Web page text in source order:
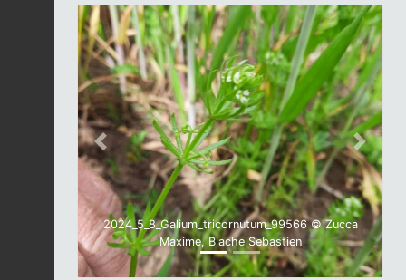
2024_5_8_Galium_tricornutum_99566 © Zucca
Maxime, Blache Sebastien
Previous Next